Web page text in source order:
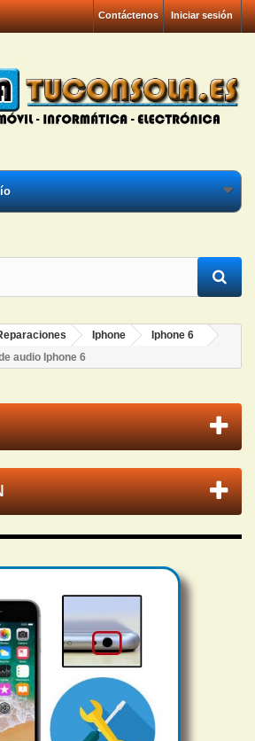
Iniciar sesión
Contáctenos
Iphone
Iphone 6
audio Iphone 6